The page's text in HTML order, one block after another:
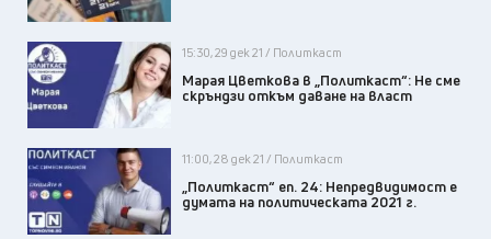
15:30, 29 дек 21 / Политкаст
Марая Цветкова в „Политкаст“: Не сме
скръндзи откъм даване на власт
11:00, 28 дек 21 / Политкаст
„Политкаст“ еп. 24: Непредвидимост е
думата на политическата 2021 г.